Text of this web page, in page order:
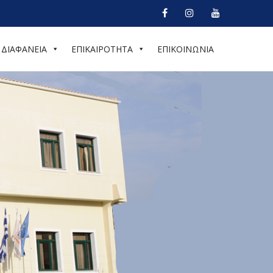
ΔΙΑΦΑΝΕΙΑ ΕΠΙΚΑΙΡΟΤΗΤΑ ΕΠΙΚΟΙΝΩΝΙΑ